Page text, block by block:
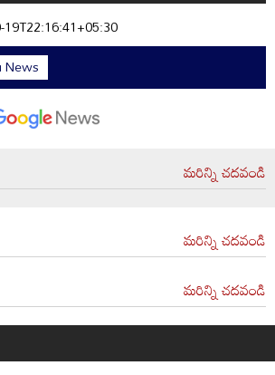
News
మరిన్ని చదవండి
మరిన్ని చదవండి
మరిన్ని చదవండి